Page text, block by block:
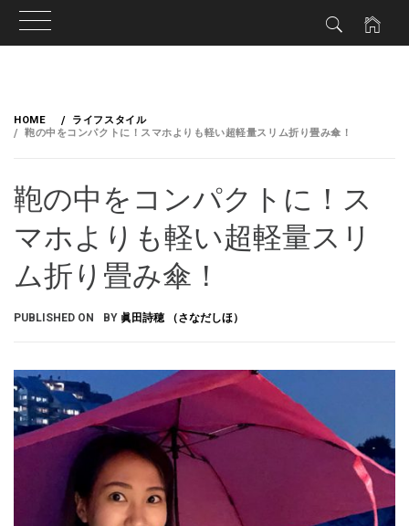
HOME
ライフスタイル
鞄の中をコンパクトに！スマホよりも軽い超軽量スリム折り畳み傘！
鞄の中をコンパクトに！ス
マホよりも軽い超軽量スリ
ム折り畳み傘！
PUBLISHED ON BY 眞田詩穂 （さなだしほ）